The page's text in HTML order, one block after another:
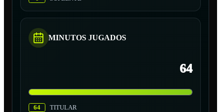
MINUTOS JUGADOS
64
64
TITULAR